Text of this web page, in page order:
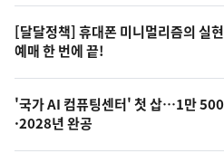
오
늘
의
사
진
[달달정책] 휴대폰 미니멀리즘의 실
예매 한 번에 끝!
'국가 AI 컴퓨팅센터' 첫 삽…1만
·2028년 완공